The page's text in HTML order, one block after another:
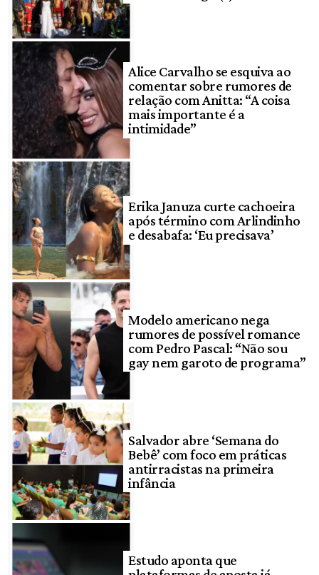
Alice Carvalho se esquiva ao
comentar sobre rumores de
relação com Anitta: “A coisa
mais importante é a
intimidade”
Erika Januza curte cachoeira
após término com Arlindinho
e desabafa: ‘Eu precisava’
Modelo americano nega
rumores de possível romance
com Pedro Pascal: “Não sou
gay nem garoto de programa”
Salvador abre ‘Semana do
Bebê’ com foco em práticas
antirracistas na primeira
infância
Estudo aponta que